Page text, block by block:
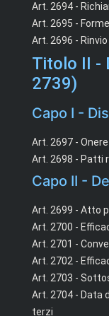
Art. 2694 -
Art. 2695 -
Art. 2696 - Rinvio
Titolo II -
2739)
Capo I -
Art. 2697 -
Art. 2698 - Patti
Capo II -
Art. 2699 - Atto
Art. 2700 -
Art. 2701 -
Art. 2702 -
Art. 2703 -
Art. 2704 - Data
terzi